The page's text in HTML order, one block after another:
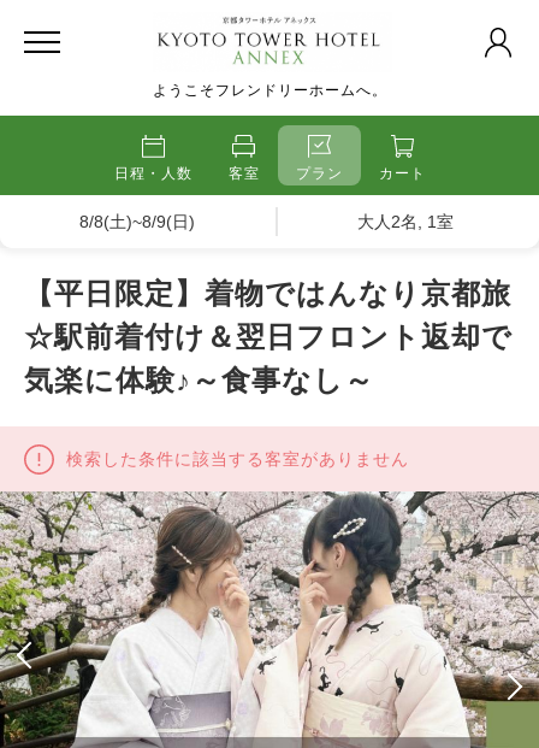
ようこそフレンドリーホームへ。
日程・人数 客室 プラン カート
8/8(土)~8/9(日) 大人2名, 1室
【平日限定】着物ではんなり京都旅
☆駅前着付け＆翌日フロント返却で
気楽に体験♪～食事なし～
検索した条件に該当する客室がありません